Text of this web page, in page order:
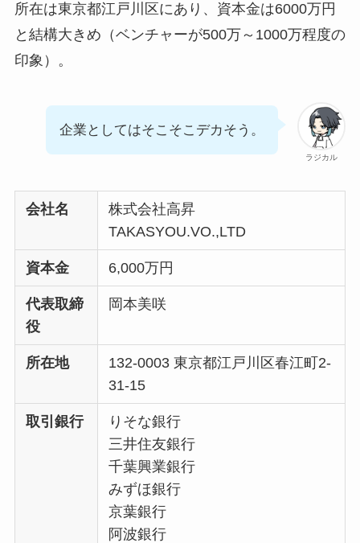
所在は東京都江戸川区にあり、資本金は6000万円
と結構大きめ（ベンチャーが500万～1000万程度の
印象）。
ラジカル
企業としてはそこそこデカそう。
会社名
株式会社高昇
TAKASYOU.VO.,LTD
資本金 6,000万円
代表取締
役
岡本美咲
所在地
132-0003 東京都江戸川区春江町2-
31-15
取引銀行
りそな銀行
三井住友銀行
千葉興業銀行
みずほ銀行
京葉銀行
阿波銀行